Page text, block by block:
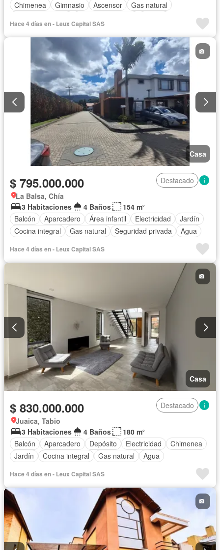
Chimenea Gimnasio Ascensor
Gas natural
Cancha de tenis
Hace 4 días en - Leux Capital SAS
Casa
$ 795.000.000
Destacado
La Balsa, Chía
3 Habitaciones
4 Baños
154 m²
Balcón
Aparcadero Área infantil Electricidad
Jardín
Cocina integral
Gas natural Seguridad privada Agua
Hace 4 días en - Leux Capital SAS
Casa
$ 830.000.000
Destacado
Juaica, Tabio
3 Habitaciones
4 Baños
180 m²
Balcón
Aparcadero Depósito Electricidad
Chimenea
Jardín
Cocina integral Gas natural Agua
Hace 4 días en - Leux Capital SAS